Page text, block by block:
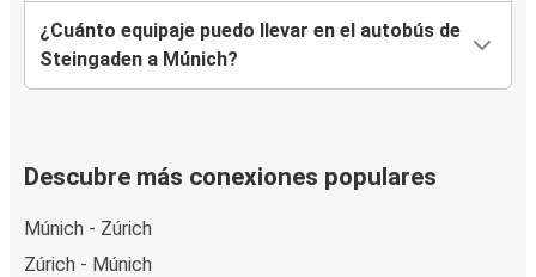
¿Cuánto equipaje puedo llevar en el autobús de
Steingaden a Múnich?
Descubre más conexiones populares
Múnich - Zúrich
Zúrich - Múnich